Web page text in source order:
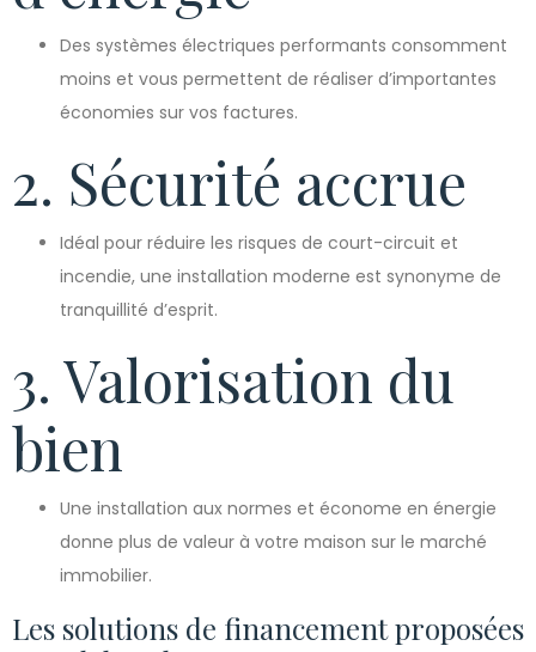
Des systèmes électriques performants consomment
moins et vous permettent de réaliser d’importantes
économies sur vos factures.
2. Sécurité accrue
Idéal pour réduire les risques de court-circuit et
incendie, une installation moderne est synonyme de
tranquillité d’esprit.
3. Valorisation du
bien
Une installation aux normes et économe en énergie
donne plus de valeur à votre maison sur le marché
immobilier.
Les solutions de financement proposées